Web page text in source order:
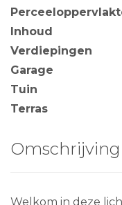
Inhoud
Verdiepingen
Garage
Tuin
Terras
Omschrijving
Welkom in deze